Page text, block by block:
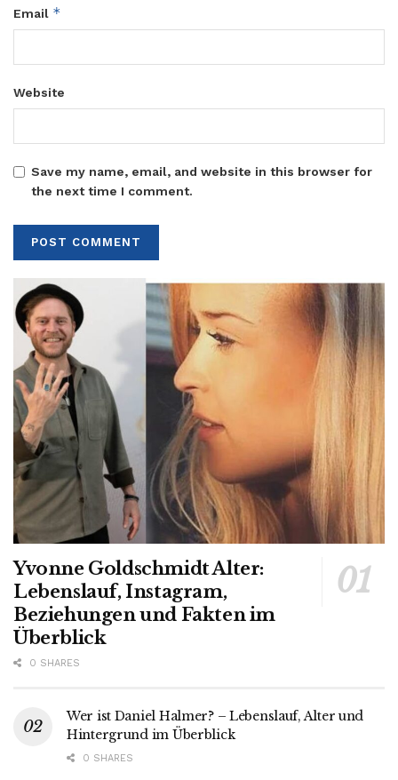
Email *
Website
Save my name, email, and website in this browser for
the next time I comment.
Yvonne Goldschmidt Alter:
Lebenslauf, Instagram,
Beziehungen und Fakten im
Überblick
0 SHARES
Wer ist Daniel Halmer? – Lebenslauf, Alter und
Hintergrund im Überblick
0 SHARES